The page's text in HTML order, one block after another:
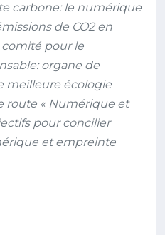
carbone: le numérique
de CO2 en
comité pour le
organe de
meilleure écologie
route « Numérique et
pour concilier
et empreinte